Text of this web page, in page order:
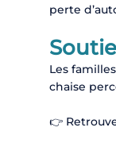
perte
Les
chaise
👉